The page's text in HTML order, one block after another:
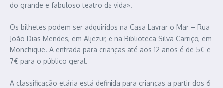
do grande e fabuloso teatro da vida».
Os bilhetes podem ser adquiridos na Casa Lavrar o Mar – Rua
João Dias Mendes, em Aljezur, e na Biblioteca Silva Carriço, em
Monchique. A entrada para crianças até aos 12 anos é de 5€ e
7€ para o público geral.
A classificação etária está definida para crianças a partir dos 6